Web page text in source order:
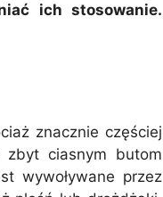
ich stosowanie.
znacznie częściej
zbyt ciasnym butom
wywoływane przez